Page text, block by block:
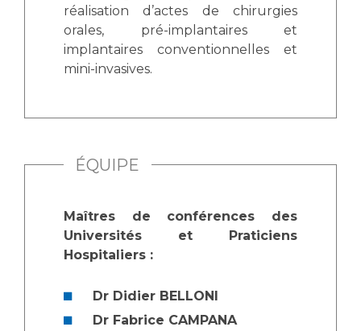
réalisation d’actes de chirurgies
orales, pré-implantaires et
implantaires conventionnelles et
mini-invasives.
ÉQUIPE
Maîtres de conférences des
Universités et Praticiens
Hospitaliers :
Dr Didier BELLONI
Dr Fabrice CAMPANA